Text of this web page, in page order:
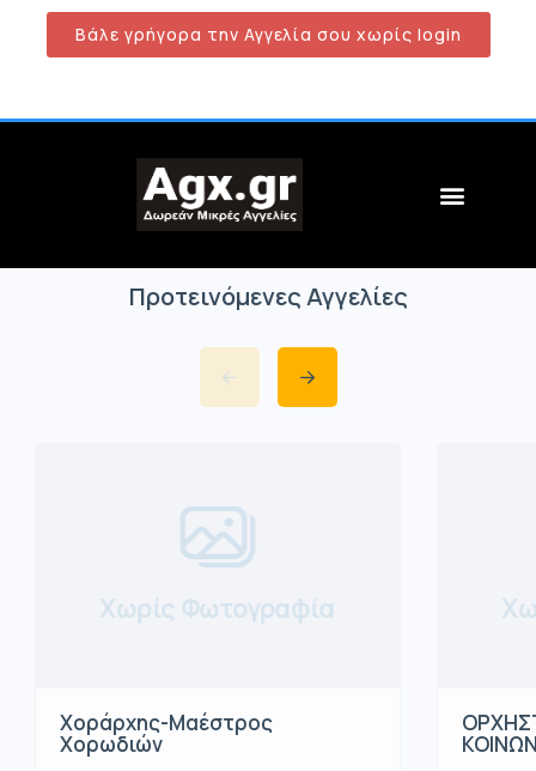
Βάλε γρήγορα την Αγγελία σου χωρίς login
Προτεινόμενες Αγγελίες
Χωρίς Φωτογραφία
Χοράρχης-Μαέστρος
Χορωδιών